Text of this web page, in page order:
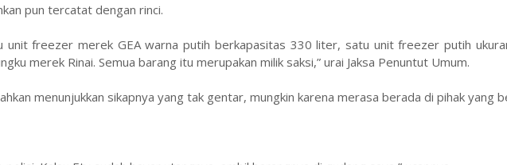
pun tercatat dengan rinci.
unit freezer merek GEA warna putih berkapasitas 330 liter, satu unit freezer putih
merek Rinai. Semua barang itu merupakan milik saksi,” urai Jaksa Penuntut Umum.
menunjukkan sikapnya yang tak gentar, mungkin karena merasa berada di pihak yang